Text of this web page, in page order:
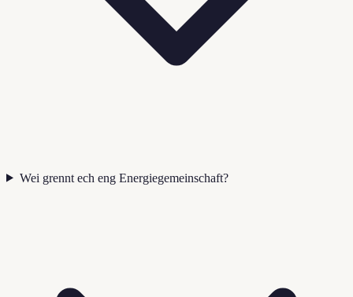
Wei grennt ech eng Energiegemeinschaft?